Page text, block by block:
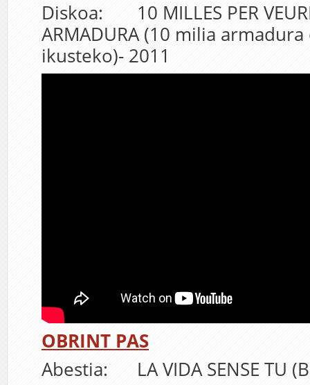
Diskoa: 10 MILLES PER
ARMADURA (10 milia
ikusteko)- 2011
OBRINT PAS
Abestia: LA VIDA SENSE TU